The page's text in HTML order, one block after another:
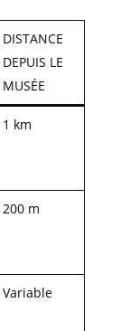
DISTANCE
DEPUIS LE
MUSÉE
1 km
200 m
Variable